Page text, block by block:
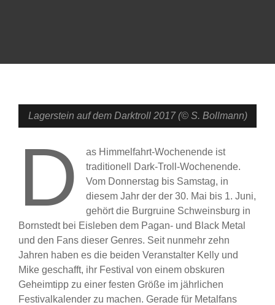
Lagerstein auf dem Darktroll 2017 (© S. Bollmann)
D
as Himmelfahrt-Wochenende ist
traditionell Dark-Troll-Wochenende.
Vom Donnerstag bis Samstag, in
diesem Jahr der der 30. Mai bis 1. Juni,
gehört die Burgruine Schweinsburg in
Bornstedt bei Eisleben dem Pagan- und Black Metal
und den Fans dieser Genres. Seit nunmehr zehn
Jahren haben es die beiden Veranstalter Kelly und
Mike geschafft, ihr Festival von einem obskuren
Geheimtipp zu einer festen Größe im jährlichen
Festivalkalender zu machen. Gerade für Metalfans